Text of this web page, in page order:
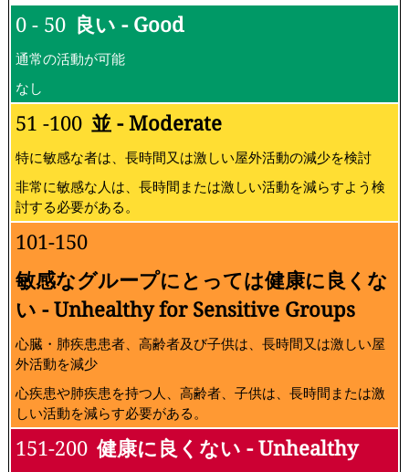
0 - 50 良い - Good
通常の活動が可能
なし
51 -100 並 - Moderate
特に敏感な者は、長時間又は激しい屋外活動の減少を検討
非常に敏感な人は、長時間または激しい活動を減らすよう検
討する必要がある。
101-150
敏感なグループにとっては健康に良くな
い - Unhealthy for Sensitive Groups
心臓・肺疾患患者、高齢者及び子供は、長時間又は激しい屋
外活動を減少
心疾患や肺疾患を持つ人、高齢者、子供は、長時間または激
しい活動を減らす必要がある。
151-200 健康に良くない - Unhealthy